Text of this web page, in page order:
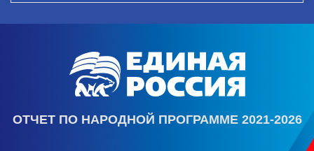
ОТЧЕТ ПО НАРОДНОЙ ПРОГРАММЕ 2021-2026